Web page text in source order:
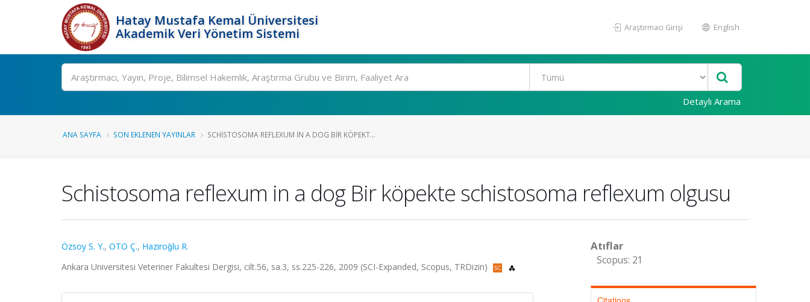
Hatay Mustafa Kemal Üniversitesi
Akademik Veri Yönetim Sistemi
Araştırmacı Girişi English
Ara
Detaylı Arama
ANA SAYFA SON EKLENEN YAYINLAR SCHISTOSOMA REFLEXUM IN A DOG BIR KÖPEKT...
Schistosoma reflexum in a dog Bir köpekte schistosoma reflexum olgusu
Özsoy S. Y., OTO Ç., Haziroǧlu R.
Ankara Universitesi Veteriner Fakultesi Dergisi, cilt.56, sa.3, ss.225-226, 2009 (SCI-Expanded, Scopus, TRDizin)
Atıflar
Scopus: 21